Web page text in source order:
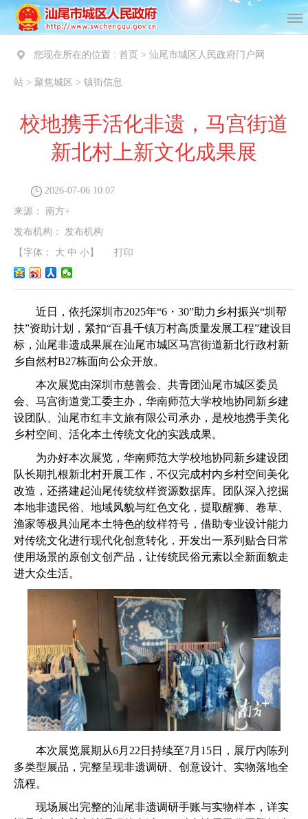
您现在所在的位置 : 首页 > 汕尾市城区人民政府门户网
站 > 聚焦城区 > 镇街信息
校地携手活化非遗，马宫街道
新北村上新文化成果展
2026-07-06 10:07
来源： 南方+
发布机构： 发布机构
【字体： 大 中 小 】 打印
近日，依托深圳市2025年“6・30”助力乡村振兴“圳帮
扶”资助计划，紧扣“百县千镇万村高质量发展工程”建设目
标，汕尾非遗成果展在汕尾市城区马宫街道新北行政村新
乡自然村B27栋面向公众开放。
本次展览由深圳市慈善会、共青团汕尾市城区委员
会、马宫街道党工委主办，华南师范大学校地协同新乡建
设团队、汕尾市红丰文旅有限公司承办，是校地携手美化
乡村空间、活化本土传统文化的实践成果。
为办好本次展览，华南师范大学校地协同新乡建设团
队长期扎根新北村开展工作，不仅完成村内乡村空间美化
改造，还搭建起汕尾传统纹样资源数据库。团队深入挖掘
本地非遗民俗、地域风貌与红色文化，提取醒狮、卷草、
渔家等极具汕尾本土特色的纹样符号，借助专业设计能力
对传统文化进行现代化创意转化，开发出一系列贴合日常
使用场景的原创文创产品，让传统民俗元素以全新面貌走
进大众生活。
本次展览展期从6月22日持续至7月15日，展厅内陈列
多类型展品，完整呈现非遗调研、创意设计、实物落地全
流程。
现场展出完整的汕尾非遗调研手账与实物样本，详实